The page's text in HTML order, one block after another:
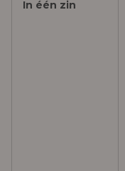
In één zin